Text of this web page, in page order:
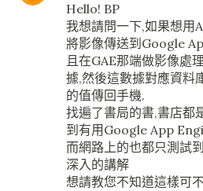
Hello! BP
我想請問一下,如果想用
將影像傳送到Google
且在GAE那端做影像處
據,然後這數據對應資
的值傳回手機.
找遍了書局的書,書店都
到有用Google App
而網路上的也都只測試
深入的講解
想請教您不知道這樣可